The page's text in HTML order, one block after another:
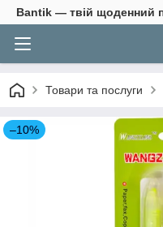
Bantik — твій щоденний
Товари та послуги
–10%